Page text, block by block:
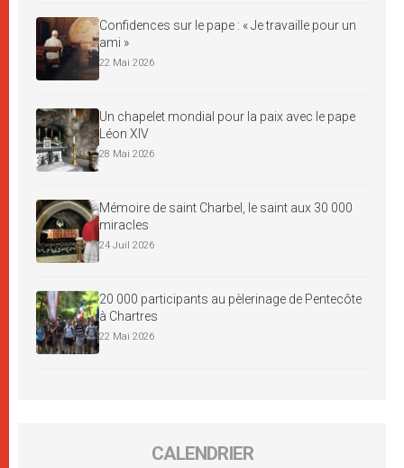
Confidences sur le pape : « Je travaille pour un
ami »
22 Mai 2026
Un chapelet mondial pour la paix avec le pape
Léon XIV
28 Mai 2026
Mémoire de saint Charbel, le saint aux 30 000
miracles
24 Juil 2026
20 000 participants au pèlerinage de Pentecôte
à Chartres
22 Mai 2026
CALENDRIER